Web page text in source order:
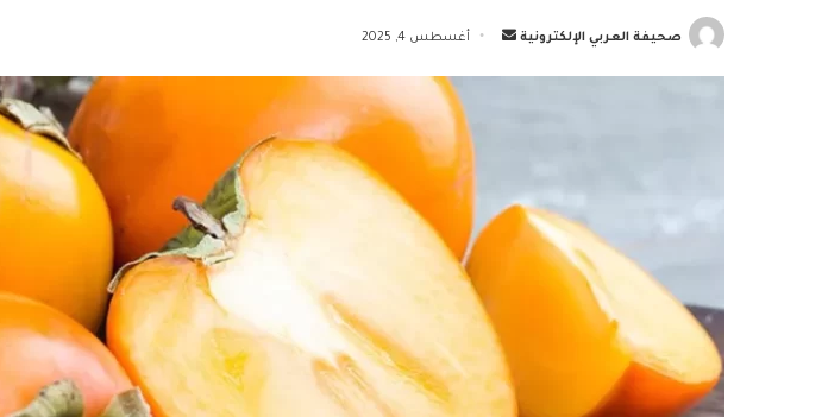
صحيفة العربي الإلكترونية
أرسل
إلكترونيا
أغسطس 4, 2025